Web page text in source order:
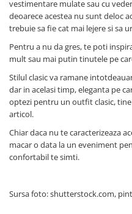
vestimentare mulate sau cu
deoarece acestea nu sunt deloc
trebuie sa fie cat mai lejere si sa
Pentru a nu da gres, te poti
mult sau mai putin tinutele pe
Stilul clasic va ramane
dar in acelasi timp, eleganta pe
optezi pentru un outfit clasic,
articol.
Chiar daca nu te caracterizeaza
macar o data la un eveniment
confortabil te simti.
Sursa foto: shutterstock.com,